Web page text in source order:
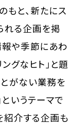
もと、新たにス
れる企画を掲
や季節にあわ
グなヒト」と題
がない業務を
いうテーマで
紹介する企画も